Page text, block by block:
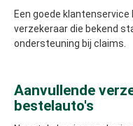
Een goede klantenservice
verzekeraar die bekend
ondersteuning bij claims.
Aanvullende
bestelauto's